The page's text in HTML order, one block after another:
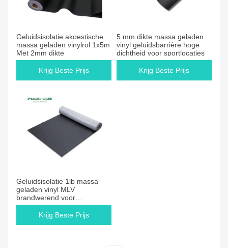
Geluidsisolatie akoestische
massa geladen vinylrol 1x5m
Met 2mm dikte
Krijg Beste Prijs
5 mm dikte massa geladen
vinyl geluidsbarrière hoge
dichtheid voor sportlocaties
Krijg Beste Prijs
Geluidsisolatie 1lb massa
geladen vinyl MLV
brandwerend voor
muurconstructie
Krijg Beste Prijs